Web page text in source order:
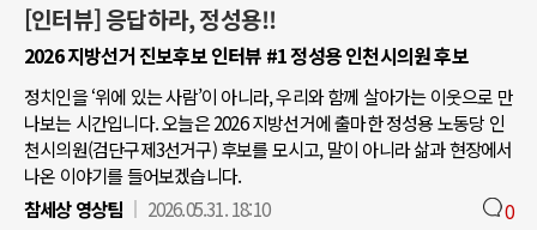
[인터뷰] 응답하라, 정성용!!
2026 지방선거 진보후보 인터뷰 #1 정성용 인천시의원 후보
정치인을 ‘위에 있는 사람’이 아니라, 우리와 함께 살아가는 이웃으로 만
나보는 시간입니다. 오늘은 2026 지방선거에 출마한 정성용 노동당 인
천시의원(검단구제3선거구) 후보를 모시고, 말이 아니라 삶과 현장에서
나온 이야기를 들어보겠습니다.
참세상 영상팀
2026.05.31. 18:10 0